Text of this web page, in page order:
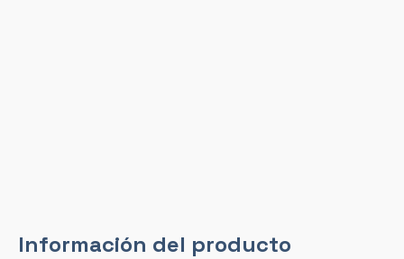
Información del producto